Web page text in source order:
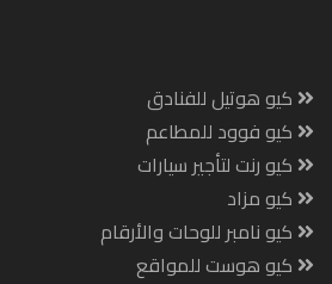
كيو هوتيل للفنادق
كيو فوود للمطاعم
كيو رنت لتأجير سيارات
كيو مزاد
كيو نامبر للوحات والأرقام
كيو هوست للمواقع